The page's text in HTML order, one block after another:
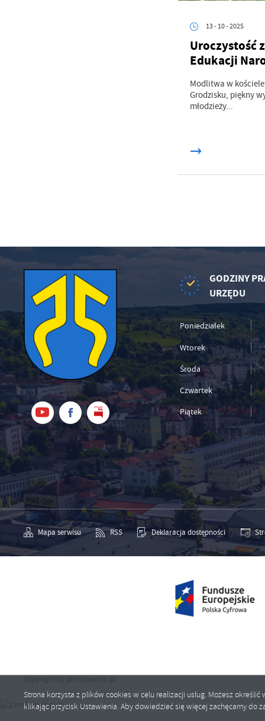
13 - 10 - 2025
Uroczystość
Edukacji
Modlitwa w
Grodzisku, piękny
młodzieży...
GODZINY
URZĘDU
Poniedziałek
Wtorek
Środa
Czwartek
Piątek
Mapa serwisu RSS Deklaracja dostępności
Strona korzysta z plików cookies w celu realizacji usług. Możesz
klikając przycisk Ustawienia. Aby dowiedzieć się więcej zachęcamy do